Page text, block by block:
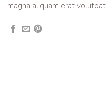
magna aliquam erat volutpat.